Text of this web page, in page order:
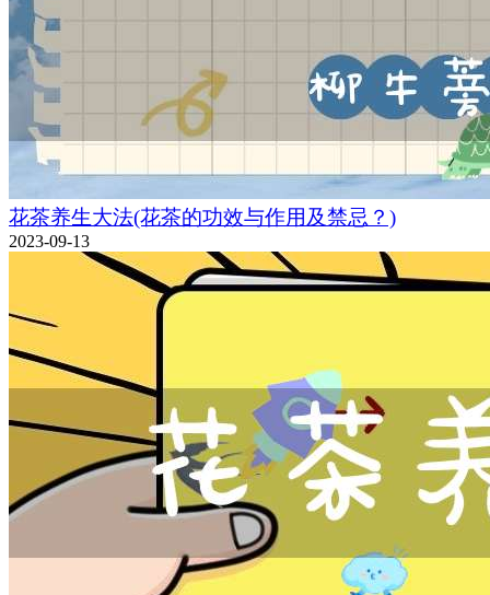
花茶养生大法(花茶的功效与作用及禁忌？)
2023-09-13